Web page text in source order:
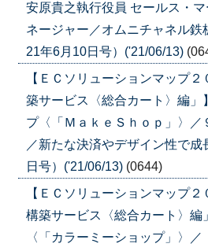
安原貴之執行役員 セールス・
ネージャー／オムニチャネル鉄
21年6月10日号）('21/06/13)
【ＥＣソリューションマップ
築サービス〈総合カート〉編」
プ〈「ＭａｋｅＳｈｏｐ」〉／
／新たな決済やデザイン性で
日号）('21/06/13) (0644)
【ＥＣソリューションマップ
構築サービス〈総合カート〉編
〈「カラーミーショップ」〉